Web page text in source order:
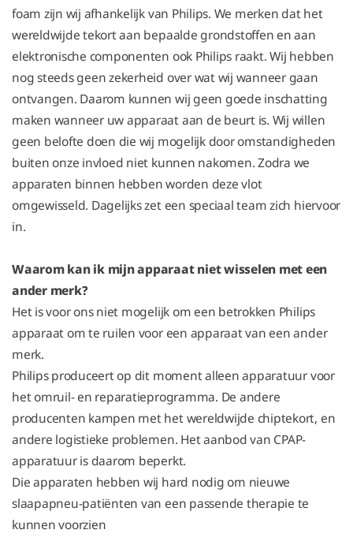
foam zijn wij afhankelijk van Philips. We merken dat het
wereldwijde tekort aan bepaalde grondstoffen en aan
elektronische componenten ook Philips raakt. Wij hebben
nog steeds geen zekerheid over wat wij wanneer gaan
ontvangen. Daarom kunnen wij geen goede inschatting
maken wanneer uw apparaat aan de beurt is. Wij willen
geen belofte doen die wij mogelijk door omstandigheden
buiten onze invloed niet kunnen nakomen. Zodra we
apparaten binnen hebben worden deze vlot
omgewisseld. Dagelijks zet een speciaal team zich hiervoor
in.
Waarom kan ik mijn apparaat niet wisselen met een
ander merk?
Het is voor ons niet mogelijk om een betrokken Philips
apparaat om te ruilen voor een apparaat van een ander
merk.
Philips produceert op dit moment alleen apparatuur voor
het omruil- en reparatieprogramma. De andere
producenten kampen met het wereldwijde chiptekort, en
andere logistieke problemen. Het aanbod van CPAP-
apparatuur is daarom beperkt.
Die apparaten hebben wij hard nodig om nieuwe
slaapapneu-patiënten van een passende therapie te
kunnen voorzien